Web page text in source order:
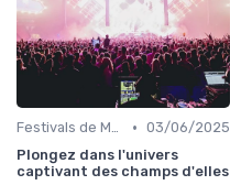
Festivals de Musique et Culturels • 03/06/2025
Plongez dans l'univers
captivant des champs d'elles